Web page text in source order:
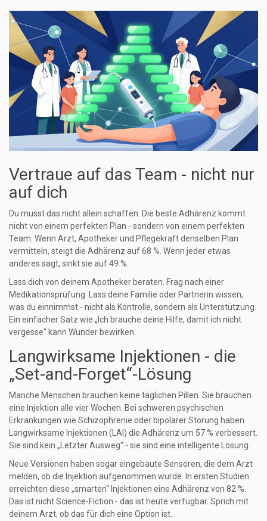
Vertraue auf das Team - nicht nur
auf dich
Du musst das nicht allein schaffen. Die beste Adhärenz kommt
nicht von einem perfekten Plan - sondern von einem perfekten
Team. Wenn Arzt, Apotheker und Pflegekraft denselben Plan
vermitteln, steigt die Adhärenz auf 68 %. Wenn jeder etwas
anderes sagt, sinkt sie auf 49 %.
Lass dich von deinem Apotheker beraten. Frag nach einer
Medikationsprüfung. Lass deine Familie oder Partnerin wissen,
was du einnimmst - nicht als Kontrolle, sondern als Unterstützung.
Ein einfacher Satz wie „Ich brauche deine Hilfe, damit ich nicht
vergesse“ kann Wunder bewirken.
Langwirksame Injektionen - die
„Set-and-Forget“-Lösung
Manche Menschen brauchen keine täglichen Pillen. Sie brauchen
eine Injektion alle vier Wochen. Bei schweren psychischen
Erkrankungen wie Schizophrenie oder bipolarer Störung haben
Langwirksame Injektionen (LAI) die Adhärenz um 57 % verbessert.
Sie sind kein „Letzter Ausweg“ - sie sind eine intelligente Lösung.
Neue Versionen haben sogar eingebaute Sensoren, die dem Arzt
melden, ob die Injektion aufgenommen wurde. In ersten Studien
erreichten diese „smarten“ Injektionen eine Adhärenz von 82 %.
Das ist nicht Science-Fiction - das ist heute verfügbar. Sprich mit
deinem Arzt, ob das für dich eine Option ist.